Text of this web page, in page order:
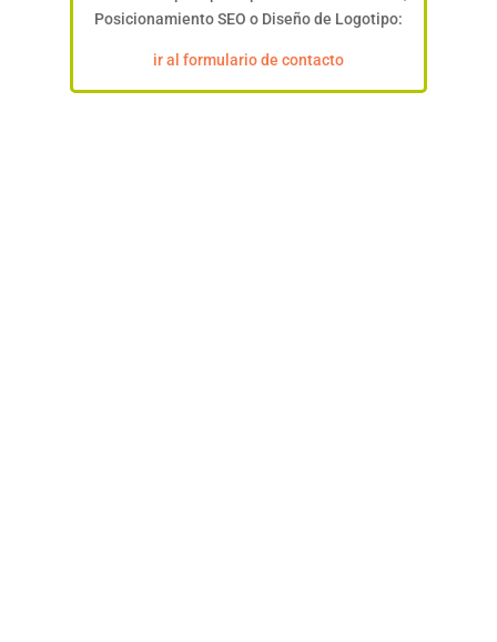
Posicionamiento SEO o Diseño de Logotipo:
ir al formulario de contacto